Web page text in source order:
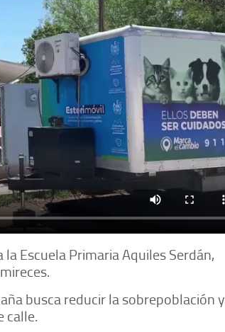
Escuela Primaria Aquiles Serdán,
busca reducir la sobrepoblación y
calle.